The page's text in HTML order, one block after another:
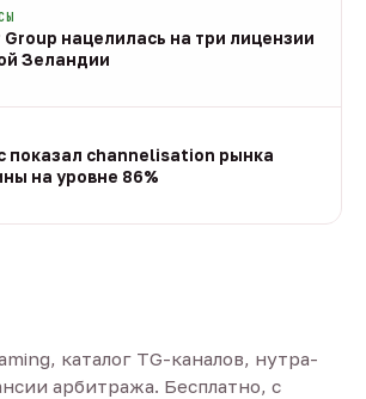
Group нацелилась на три лицензии
Зеландии
показал channelisation рынка
на уровне 86%
каталог TG-каналов, нутра-
арбитража. Бесплатно, с